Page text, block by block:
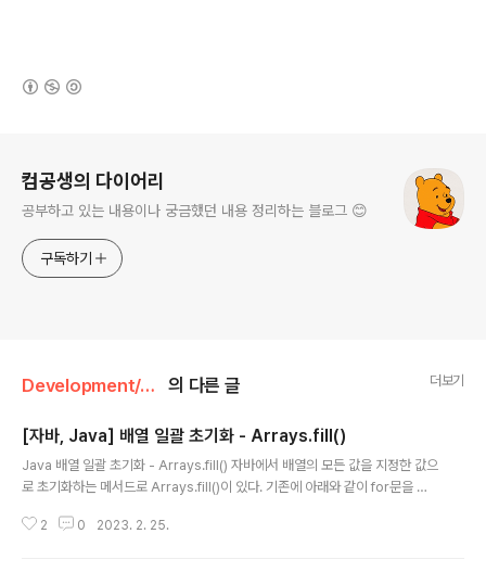
컴공생의 다이어리
공부하고 있는 내용이나 궁금했던 내용 정리하는 블로그 😊
구독하기
Development/Java 의 다른 글 더보기
[자바, Java] 배열 일괄 초기화 - Arrays.fill()
Java 배열 일괄 초기화 - Arrays.fill() 자바에서 배열의 모든 값을 지정한 값으
로 초기화하는 메서드로 Arrays.fill()이 있다. 기존에 아래와 같이 for문을 사
다. int arr[] = new int[10]; for (int i = 0; i < arr.length; i++) { arr[i] = -
2 0 2023. 2. 25.